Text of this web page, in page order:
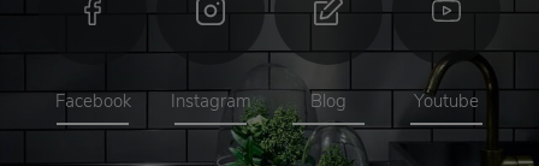
Facebook Instagram Blog Youtube